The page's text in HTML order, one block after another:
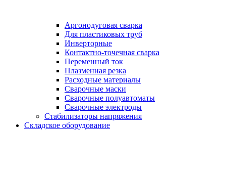
Аргонодуговая сварка
Для пластиковых труб
Инверторные
Контактно-точечная сварка
Переменный ток
Плазменная резка
Расходные материалы
Сварочные маски
Сварочные полуавтоматы
Сварочные электроды
Стабилизаторы напряжения
Складское оборудование